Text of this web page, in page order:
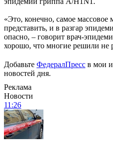
«Это, конечно, самое
представить, и в разгар
опасно, – говорит врач-
хорошо, что многие решили не
Добавьте ФедералПресс в мои
новостей дня.
Реклама
Новости
11:26